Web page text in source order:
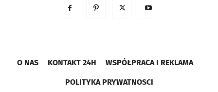
O NAS KONTAKT 24H WSPÓŁPRACA I REKLAMA
POLITYKA PRYWATNOSCI